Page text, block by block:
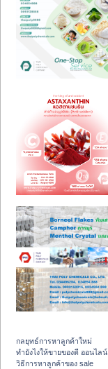
กลยุทธ์การหาลูกค้าใหม่
ทํายังไงให้ขายของดี ออนไลน์
วิธีการหาลูกค้าของ sale